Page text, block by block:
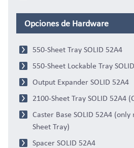
Opciones de Hardware
550-Sheet Tray SOLID 52A4
550-Sheet Lockable Tray
Output Expander SOLID 52A4
2100-Sheet Tray SOLID 52A4
Caster Base SOLID 52A4
Sheet Tray)
Spacer SOLID 52A4